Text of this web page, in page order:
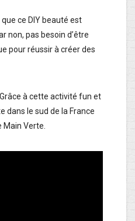
que ce DIY beauté est
non, pas besoin d’être
pour réussir à créer des
à cette activité fun et
dans le sud de la France
Main Verte.